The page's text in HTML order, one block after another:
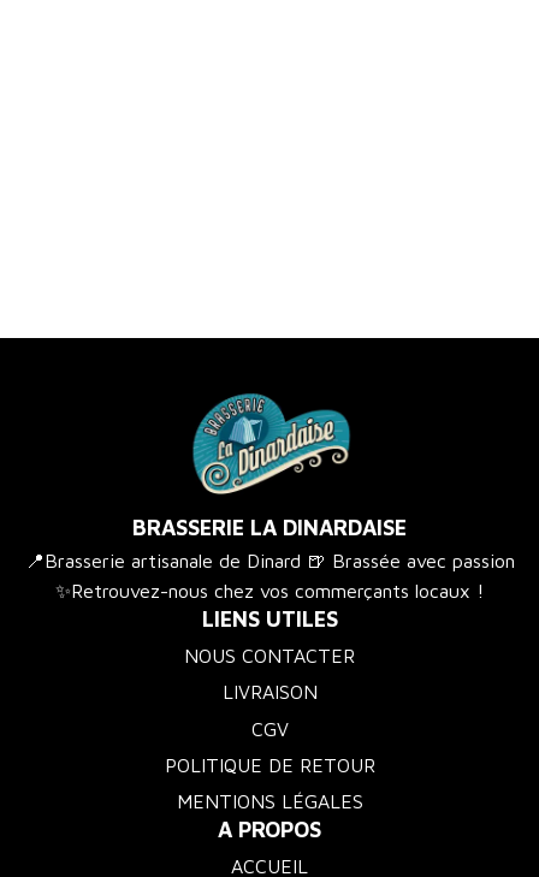
BRASSERIE LA DINARDAISE
📍Brasserie artisanale de Dinard 🍺 Brassée avec passion
✨Retrouvez-nous chez vos commerçants locaux !
LIENS UTILES
NOUS CONTACTER
LIVRAISON
CGV
POLITIQUE DE RETOUR
MENTIONS LÉGALES
A PROPOS
ACCUEIL